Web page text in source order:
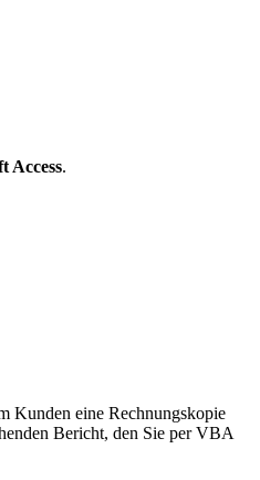
Access.
Kunden eine Rechnungskopie
Bericht, den Sie per VBA